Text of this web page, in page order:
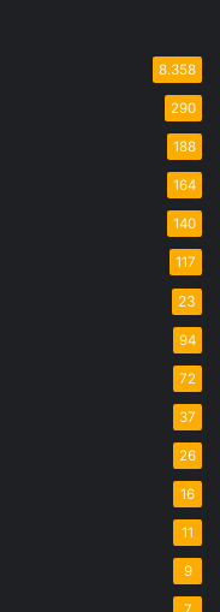
8.358
290
188
164
140
117
23
94
72
37
26
16
11
9